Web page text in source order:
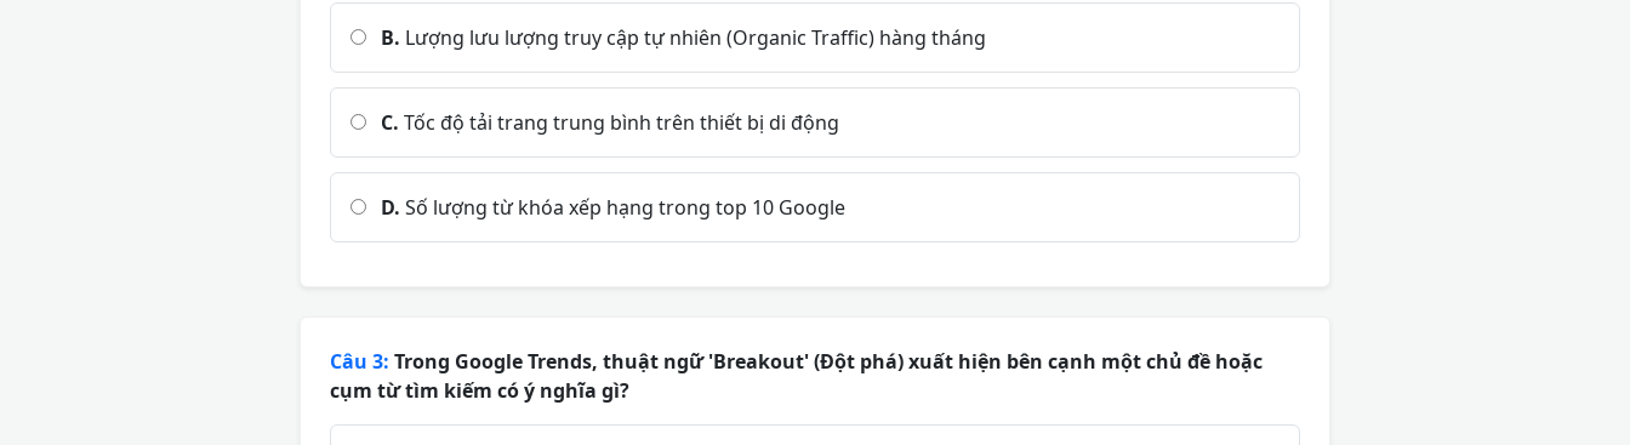
B. Lượng lưu lượng truy cập tự nhiên (Organic Traffic) hàng tháng
C. Tốc độ tải trang trung bình trên thiết bị di động
D. Số lượng từ khóa xếp hạng trong top 10 Google
Câu 3: Trong Google Trends, thuật ngữ 'Breakout' (Đột phá) xuất hiện bên cạnh một chủ đề hoặc
cụm từ tìm kiếm có ý nghĩa gì?